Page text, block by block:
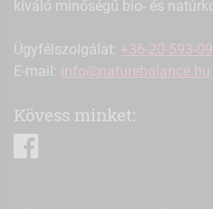
kiváló minőségű bio- és
Ügyfélszolgálat: +36-20-593-
E-mail: info@naturebalance.hu
Kövess minket: